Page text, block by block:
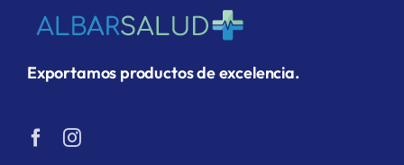
Exportamos productos de excelencia.